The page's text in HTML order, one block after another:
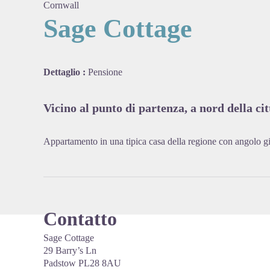
Cornwall
Sage Cottage
Dettaglio : Pensione
Vicino al punto di partenza, a nord della
Appartamento in una tipica casa della regione con angolo
Contatto
Sage Cottage
29 Barry’s Ln
Padstow PL28 8AU